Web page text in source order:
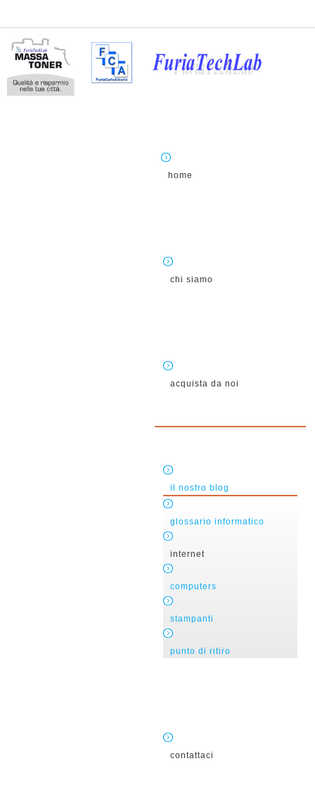
home
chi siamo
acquista da noi
il nostro blog
glossario informatico
internet
computers
stampanti
punto di ritiro
contattaci